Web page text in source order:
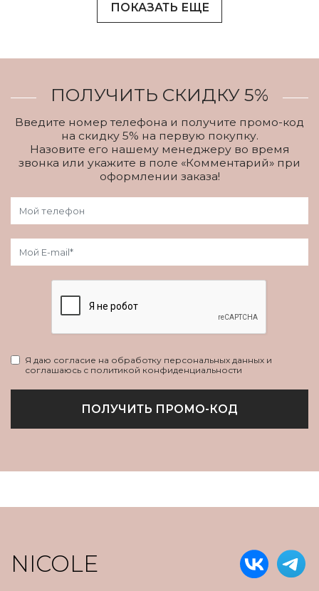
ПОКАЗАТЬ ЕЩЕ
ПОЛУЧИТЬ СКИДКУ 5%
Введите номер телефона и получите промо-код
на скидку 5% на первую покупку.
Назовите его нашему менеджеру во время
звонка или укажите в поле «Комментарий» при
оформлении заказа!
Я даю согласие на обработку персональных данных и
соглашаюсь с политикой конфиденциальности
ПОЛУЧИТЬ ПРОМО-КОД
NICOLE